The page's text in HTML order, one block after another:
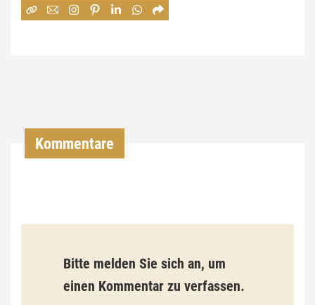
:
9
3
Kommentare
Bitte melden Sie sich an, um
einen Kommentar zu verfassen.